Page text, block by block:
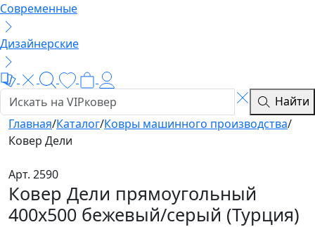
Современные
Дизайнерские
Найти
Главная/Каталог/Ковры машинного производства/
Ковер Дели
Арт. 2590
Ковер Дели прямоугольный
400x500 бежевый/серый (Турция)